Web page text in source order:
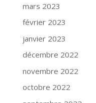
mars 2023
février 2023
janvier 2023
décembre 2022
novembre 2022
octobre 2022